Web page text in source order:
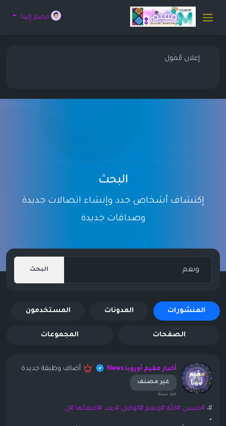
انضم إلينا
إعلان مُمول
البحث
إكتشاف أشخاص جدد وإنشاء اتصالات جديدة
وصداقات جديدة
البحث
المنشورات المدونات المستخدمون
الصفحات المجموعات
أخبار مقيم أوروبا News أضاف وظيفة جديدة
غير مصنف
منذ سنة
#٠ #حسبي #الله #ونعم #الوكيل #بعد #اختفائها #ل
٠